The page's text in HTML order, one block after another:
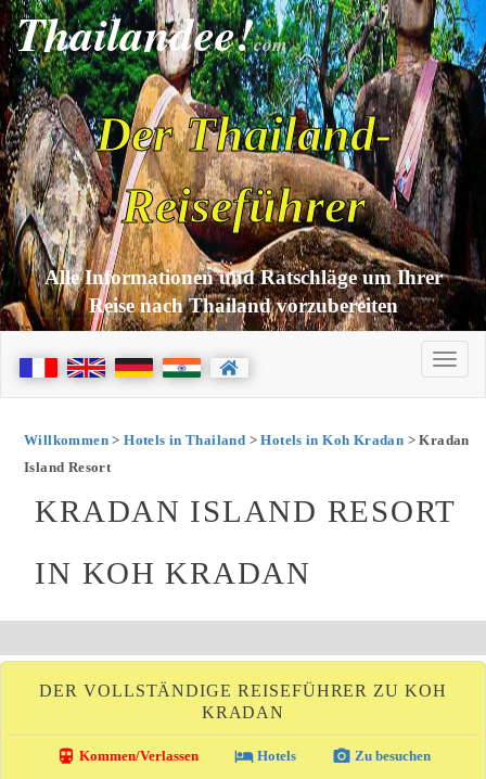
Thailandee!com
Der Thailand-
Reiseführer
Alle Informationen und Ratschläge um Ihrer
Reise nach Thailand vorzubereiten
Willkommen>Hotels in Thailand >Hotels in Koh Kradan > Kradan
Island Resort
KRADAN ISLAND RESORT
IN KOH KRADAN
DER VOLLSTÄNDIGE REISEFÜHRER ZU KOH
KRADAN
directions_transit Kommen/Verlassen local_hotelHotels photo_camera Zu besuchen